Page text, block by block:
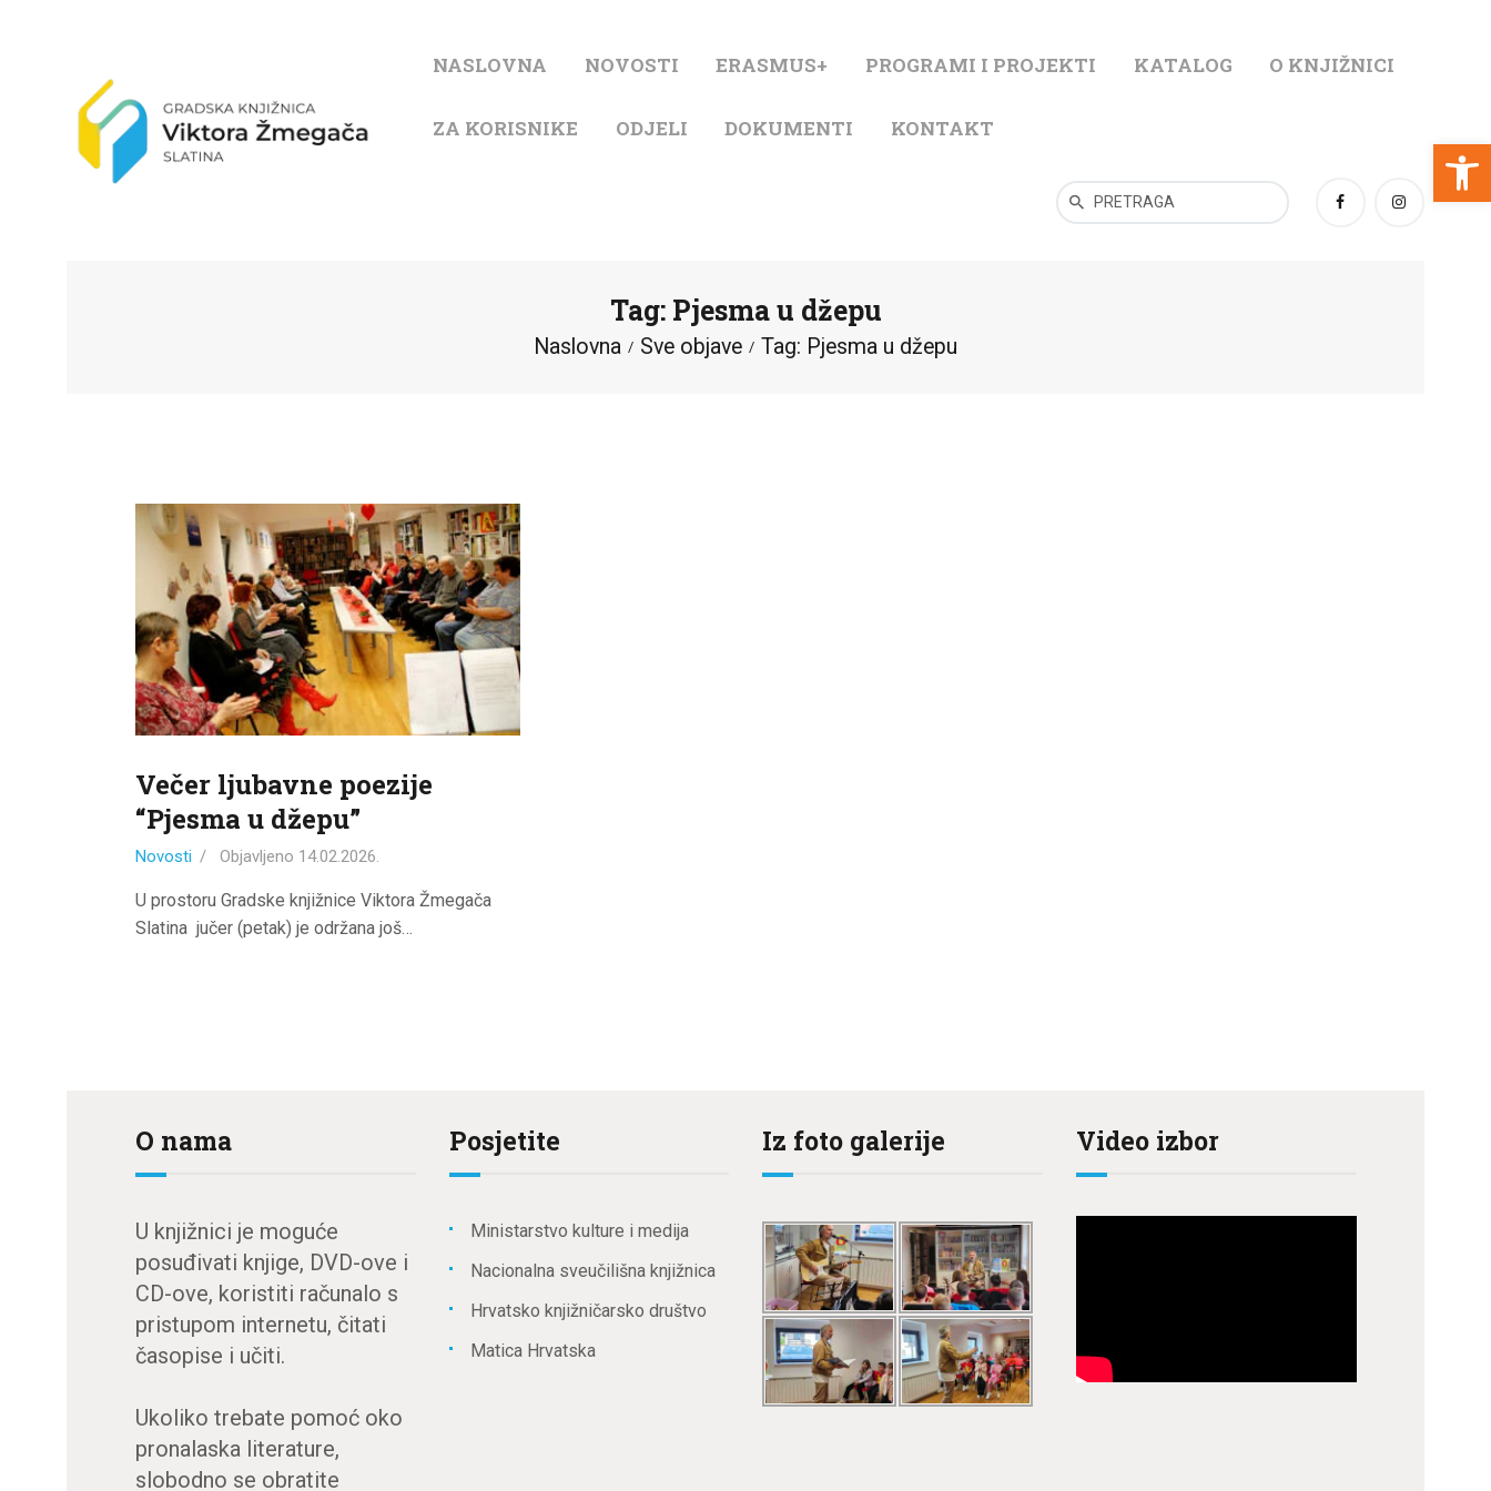
Open toolbar
NASLOVNA NOVOSTI ERASMUS+ PROGRAMI I PROJEKTI KATALOG O KNJIŽNICI
ZA KORISNIKE ODJELI DOKUMENTI KONTAKT
Tag: Pjesma u džepu
Naslovna Sve objave Tag: Pjesma u džepu
KATALOG
Večer ljubavne poezije
“Pjesma u džepu”
Novosti Objavljeno 14.02.2026.
U prostoru Gradske knjižnice Viktora Žmegača
Slatina jučer (petak) je održana još…
O nama
U knjižnici je moguće
posuđivati knjige, DVD-ove i
CD-ove, koristiti računalo s
pristupom internetu, čitati
časopise i učiti.
Ukoliko trebate pomoć oko
pronalaska literature,
slobodno se obratite
Posjetite
Ministarstvo kulture i medija
Nacionalna sveučilišna knjižnica
Hrvatsko knjižničarsko društvo
Matica Hrvatska
Iz foto galerije Video izbor